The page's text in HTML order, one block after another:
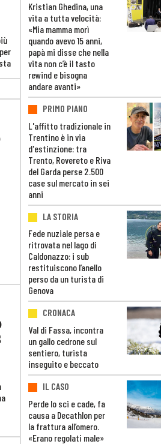
Kristian Ghedina, una
vita a tutta velocità:
«Mia mamma morì
quando avevo 15 anni,
papà mi disse che nella
vita non c’è il tasto
rewind e bisogna
andare avanti»
PRIMO PIANO
L'affitto tradizionale in
Trentino è in via
d'estinzione: tra
Trento, Rovereto e Riva
del Garda perse 2.500
case sul mercato in sei
anni
LA STORIA
Fede nuziale persa e
ritrovata nel lago di
Caldonazzo: i sub
restituiscono l’anello
perso da un turista di
Genova
CRONACA
Val di Fassa, incontra
un gallo cedrone sul
sentiero, turista
inseguito e beccato
IL CASO
Perde lo sci e cade, fa
causa a Decathlon per
la frattura all’omero.
«Erano regolati male»